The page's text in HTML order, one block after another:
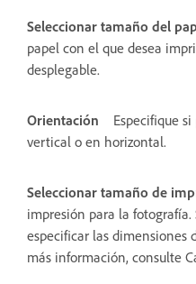
Seleccionar tamaño del
papel con el que desea
desplegable.
Orientación
Especifique
vertical o en horizontal.
Seleccionar tamaño de
impresión para la
especificar las dimensiones
más información, consulte